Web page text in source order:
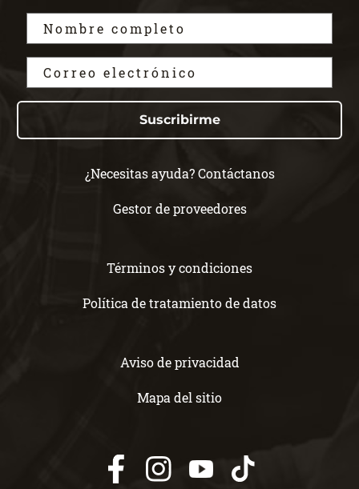
Suscribirme
¿Necesitas ayuda? Contáctanos
Gestor de proveedores
Términos y condiciones
Política de tratamiento de datos
Aviso de privacidad
Mapa del sitio